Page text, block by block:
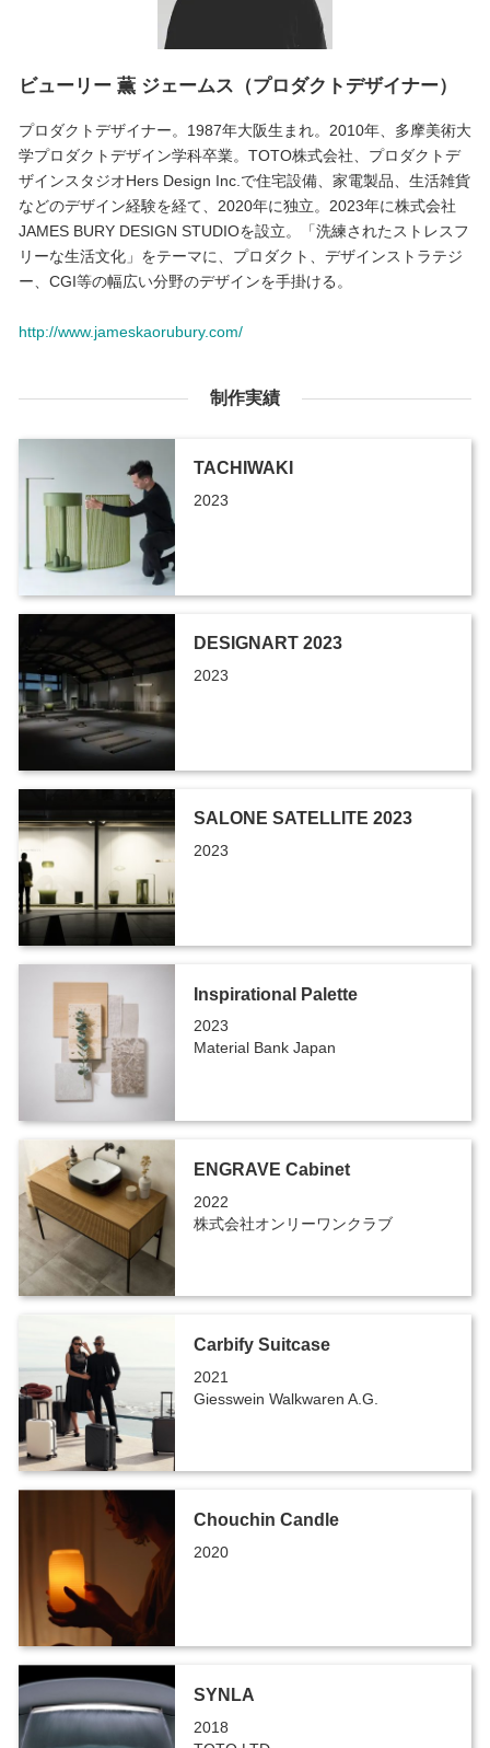
ビューリー 薫 ジェームス（プロダクトデザイナー）
プロダクトデザイナー。1987年大阪生まれ。2010年、多摩美術大
学プロダクトデザイン学科卒業。TOTO株式会社、プロダクトデ
ザインスタジオHers Design Inc.で住宅設備、家電製品、生活雑貨
などのデザイン経験を経て、2020年に独立。2023年に株式会社
JAMES BURY DESIGN STUDIOを設立。「洗練されたストレスフ
リーな生活文化」をテーマに、プロダクト、デザインストラテジ
ー、CGI等の幅広い分野のデザインを手掛ける。
http://www.jameskaorubury.com/
制作実績
TACHIWAKI
2023
DESIGNART 2023
2023
SALONE SATELLITE 2023
2023
Inspirational Palette
2023
Material Bank Japan
ENGRAVE Cabinet
2022
株式会社オンリーワンクラブ
Carbify Suitcase
2021
Giesswein Walkwaren A.G.
Chouchin Candle
2020
SYNLA
2018